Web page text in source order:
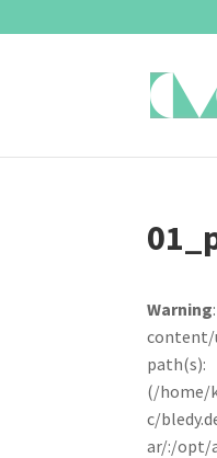
Warning
content/
path(s):
(/home/
c/
ar/:/opt/